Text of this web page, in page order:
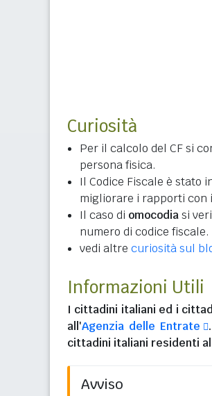
Curiosità
Per il calcolo del CF si
persona fisica.
Il Codice Fiscale è stato
migliorare i rapporti con
Il caso di omocodiasi
numero di codice fiscale.
vedi altre curiosità sul
Informazioni Utili
I cittadini italiani ed i
all'Agenzia delle Entrate
cittadini italiani residenti
Avviso